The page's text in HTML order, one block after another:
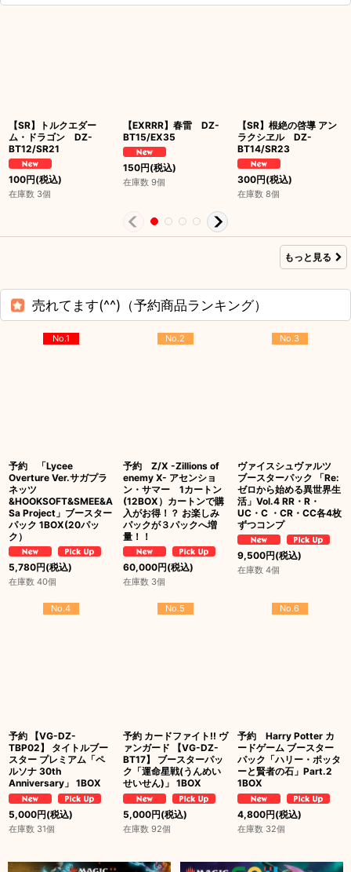
【SR】トルクエダー
ム・ドラゴン DZ-
BT12/SR21
100円(税込)
在庫数 3個
【EXRRR】春雷 DZ-
BT15/EX35
150円(税込)
在庫数 9個
【SR】根絶の啓導 アン
ラクシヱル DZ-
BT14/SR23
300円(税込)
在庫数 8個
もっと見る
売れてます(^^)（予約商品ランキング）
No.1
予約 「Lycee
Overture Ver.サガプラ
ネッツ
&HOOKSOFT&SMEE&A
Sa Project」ブースター
パック 1BOX(20パッ
ク）
5,780円(税込)
在庫数 40個
No.2
予約 Z/X -Zillions of
enemy X- アセンショ
ン・サマー 1カートン
(12BOX）カートンで購
入がお得！？ お楽しみ
パックが３パックへ増
量！！
60,000円(税込)
在庫数 3個
No.3
ヴァイスシュヴァルツ
ブースターパック 「Re:
ゼロから始める異世界生
活」Vol.4 RR・R・
UC・C ・CR・CC各4枚
ずつコンプ
9,500円(税込)
在庫数 4個
No.4
予約 【VG-DZ-
TBP02】 タイトルブー
スター プレミアム「ペ
ルソナ 30th
Anniversary」 1BOX
5,000円(税込)
在庫数 31個
No.5
予約 カードファイト!! ヴ
ァンガード 【VG-DZ-
BT17】 ブースターパッ
ク「運命星戦(うんめい
せいせん)」 1BOX
5,000円(税込)
在庫数 92個
No.6
予約 Harry Potter カ
ードゲーム ブースター
パック「ハリー・ポッタ
ーと賢者の石」Part.2
1BOX
4,800円(税込)
在庫数 32個